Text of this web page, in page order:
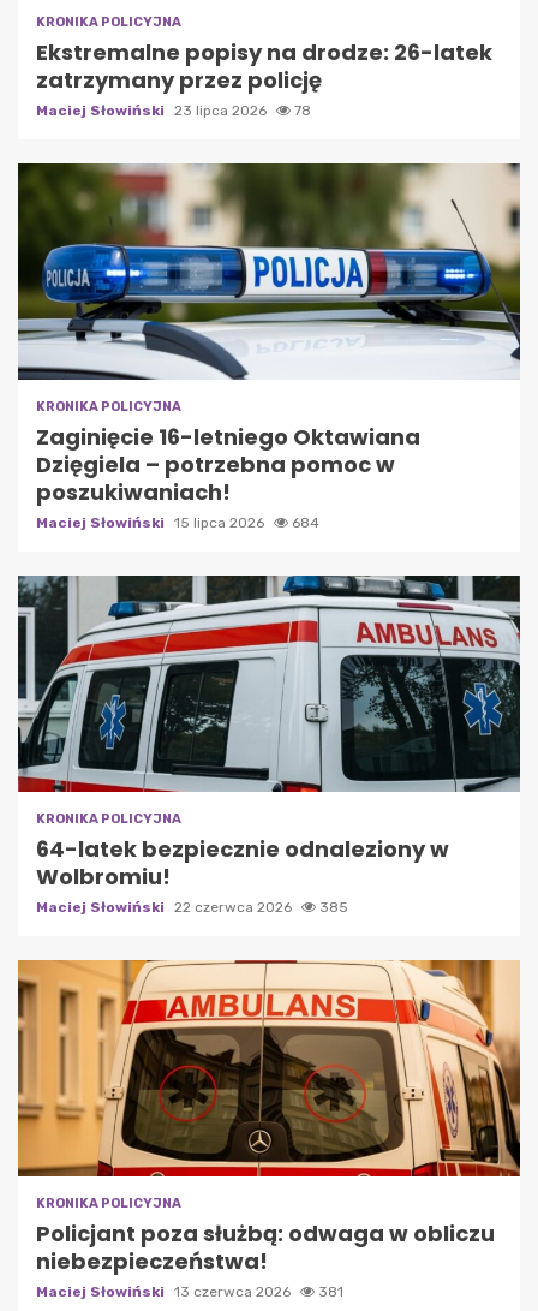
KRONIKA POLICYJNA
Ekstremalne popisy na drodze: 26-latek
zatrzymany przez policję
Maciej Słowiński 23 lipca 2026 78
KRONIKA POLICYJNA
Zaginięcie 16-letniego Oktawiana
Dzięgiela – potrzebna pomoc w
poszukiwaniach!
Maciej Słowiński 15 lipca 2026 684
KRONIKA POLICYJNA
64-latek bezpiecznie odnaleziony w
Wolbromiu!
Maciej Słowiński 22 czerwca 2026 385
KRONIKA POLICYJNA
Policjant poza służbą: odwaga w obliczu
niebezpieczeństwa!
Maciej Słowiński 13 czerwca 2026 381